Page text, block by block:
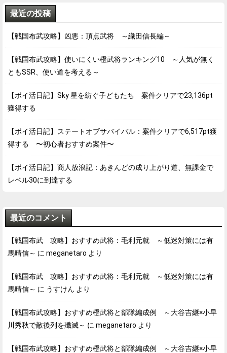
最近の投稿
【戦国布武攻略】凶悪：頂点武将 ～織田信長編～
【戦国布武攻略】使いにくい橙武将ランキング10 ～人気が無く
ともSSR、使い道を考える～
【ポイ活日記】Sky 星を紡ぐ子どもたち 案件クリアで23,136pt
獲得する
【ポイ活日記】ステートオブサバイバル：案件クリアで6,517pt獲
得する 〜初心者おすすめ案件〜
【ポイ活日記】商人放浪記：あきんどの成り上がり道、無課金で
レベル30に到達する
最近のコメント
【戦国布武 攻略】おすすめ武将：毛利元就 ～低迷対策には有
馬晴信～ に meganetaro より
【戦国布武 攻略】おすすめ武将：毛利元就 ～低迷対策には有
馬晴信～ に うすけん より
【戦国布武攻略】おすすめ橙武将と部隊編成例 ～大谷吉継×小早
川秀秋で敵後列を殲滅～ に meganetaro より
【戦国布武攻略】おすすめ橙武将と部隊編成例 ～大谷吉継×小早